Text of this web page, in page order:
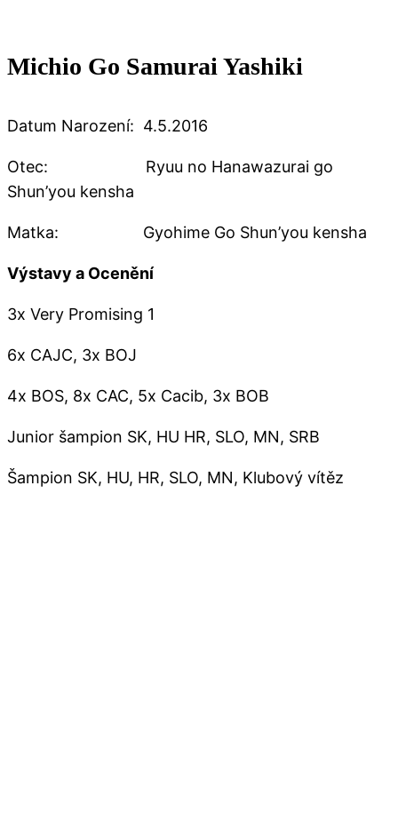
Michio Go Samurai Yashiki
Datum Narození: 4.5.2016
Otec: Ryuu no Hanawazurai go
Shun’you kensha
Matka: Gyohime Go Shun’you kensha
Výstavy a Ocenění
3x Very Promising 1
6x CAJC, 3x BOJ
4x BOS, 8x CAC, 5x Cacib, 3x BOB
Junior šampion SK, HU HR, SLO, MN, SRB
Šampion SK, HU, HR, SLO, MN, Klubový vítěz